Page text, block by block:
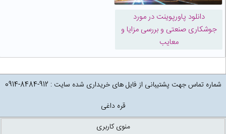
دانلود پاورپوینت در مورد
جوشکاری صنعتی و بررسی مزایا و
معایب
شماره تماس جهت پشتیبانی از فایل های خریداری شده سایت : 912-8484-0914
قره داغی
منوی کاربری